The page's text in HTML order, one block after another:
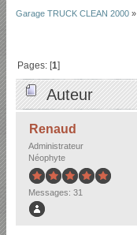
Garage TRUCK CLEAN 2000 »
Pages: [1]
Auteur
26/02/2023
Renaud
Administrateur
Néophyte
Messages: 31